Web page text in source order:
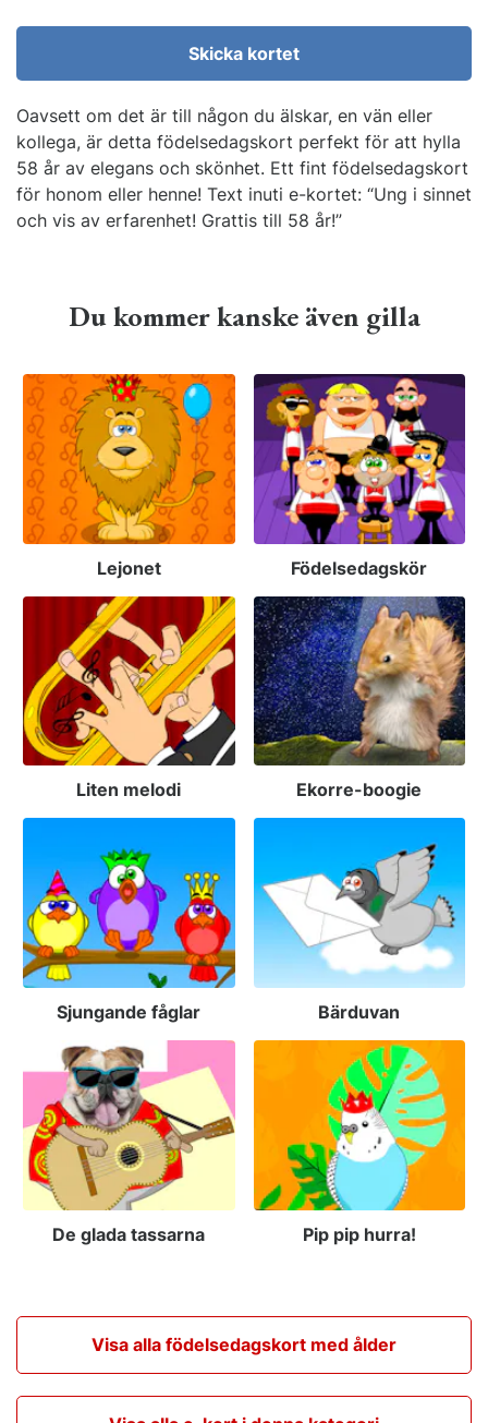
Skicka kortet
Oavsett om det är till någon du älskar, en vän eller
kollega, är detta födelsedagskort perfekt för att hylla
58 år av elegans och skönhet. Ett fint födelsedagskort
för honom eller henne! Text inuti e-kortet: “Ung i sinnet
och vis av erfarenhet! Grattis till 58 år!”
Du kommer kanske även gilla
Lejonet Födelsedagskör
Liten melodi Ekorre-boogie
Sjungande fåglar Bärduvan
De glada tassarna Pip pip hurra!
Visa alla födelsedagskort med ålder